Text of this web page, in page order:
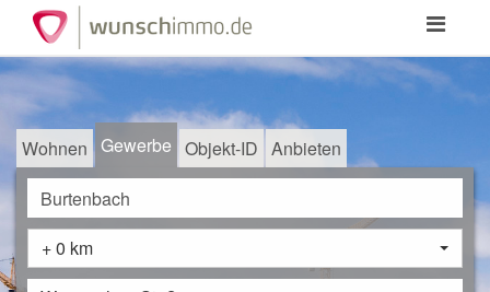
Toggle
Wohnen Gewerbe Objekt-ID Anbieten
+ 0 km